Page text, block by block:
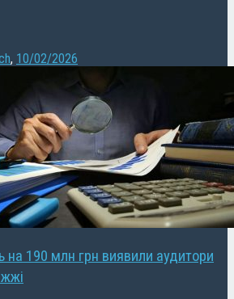
, 10/02/2026
на 190 млн грн виявили аудитори